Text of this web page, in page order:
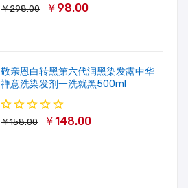
￥298.00 ￥98.00
敬亲恩白转黑第六代润黑染发露中华
禅意洗染发剂一洗就黑500ml
￥158.00 ￥148.00